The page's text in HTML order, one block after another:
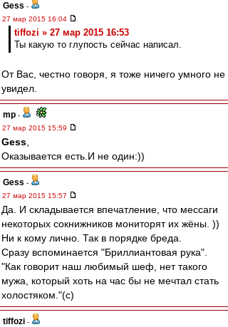
Gess -
27 мар 2015 16:04
tiffozi » 27 мар 2015 16:53
Ты какую то глупость сейчас написал.
От Вас, честно говоря, я тоже ничего умного не
увидел.
mp -
27 мар 2015 15:59
Gess
Оказывается есть.И не один:))
Gess -
27 мар 2015 15:57
Да. И складывается впечатление, что мессаги
некоторых сокнижников мониторят их жёны. ))
Ни к кому лично. Так в порядке бреда.
Сразу вспоминается "Бриллиантовая рука".
"Как говорит наш любимый шеф, нет такого
мужа, который хоть на час бы не мечтал стать
холостяком."(с)
tiffozi -